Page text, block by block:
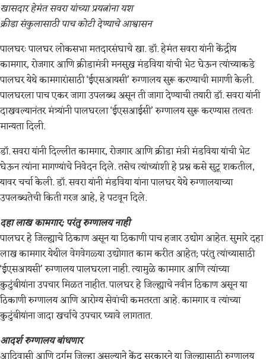
खासदार हेमंत सवरा यांच्या प्रयत्नांना यश
क्रीडा संकुलासाठी पाच कोटी देण्याचे आश्वासन
पालघरः पालघर लोकसभा मतदारसंघाचे खा. डॉ. हेमंत सवरा यांनी केंद्रीय
कामगार, रोजगार आणि क्रीडामंत्री मनसुख मंडविया यांची भेट घेऊन त्यांच्याकडे
पालघर येथे कामगारांसाठी ‘ईएसआयसी’ रुग्णालय सुरू करण्याची मागणी केली.
पालघरला पाच एकर जागा उपलब्ध असून ती जागा देण्याची तयारी डॉ. सवरा यांनी
दाखवल्यानंतर मंत्र्यांनी पालघरला ‘ईएसआईसी’ रुग्णालय सुरू करण्यास तत्वतः
मान्यता दिली.
डॉ. सवरा यांनी दिल्लीत कामगार, रोजगार आणि क्रीडा मंत्री मंडविया यांची भेट
घेऊन त्यांना मागण्यांचे निवेदन दिले. तसेच त्यांच्यांशी हे प्रश्न कसे सुटू शकतील,
यावर चर्चा केली. डॉ. सवरा यांनी मंडविया यांना पालघर येथे रुग्णालयाच्या
उपलब्धतेची किती गरज आहे, हे पटवून दिले.
दहा लाख कामगार; परंतु रुग्णालय नाही
पालघर हे जिल्ह्याचे ठिकाण असून या ठिकाणी पाच हजार उद्योग आहेत. सुमारे दहा
लाख कामगार येथील वेगवेगळ्या उद्योगात काम करीत आहेत; परंतु त्यांच्यासाठी
‘ईएसआयसी’ रुग्णालय पालघरला नाही. त्यामुळे कामगार आणि त्यांच्या
कुटुंबीयांना उपचार मिळत नाहीत. पालघर हे जिल्ह्याचे नवीन ठिकाण असून या
ठिकाणी रुग्णालय आणि आरोग्य सेवांची कमतरता आहे. कामगार व त्यांच्या
कुटुंबीयांना जादा खर्चाचे उपचार घ्यावे लागतात.
आदर्श रुग्णालय बांधणार